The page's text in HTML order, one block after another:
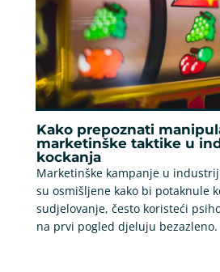
Kako prepoznati
marketinške taktike u
kockanja
Marketinške kampanje u
su osmišljene kako bi potaknule
sudjelovanje, često koristeći
na prvi pogled djeluju